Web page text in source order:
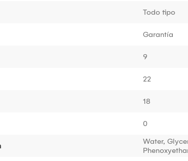
Todo tipo
Garantía
9
22
18
0
Water,